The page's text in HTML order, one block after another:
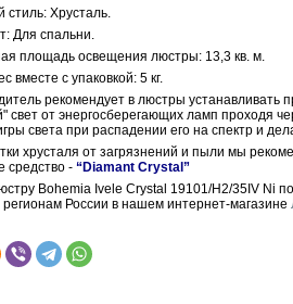
стиль: Хрусталь.
Для спальни.
площадь освещения люстры: 13,3 кв. м.
вместе с упаковкой: 5 кг.
рекомендует в люстры устанавливать
свет от энергосберегающих ламп проходя
света при распадении его на спектр и
хрусталя от загрязнений и пыли мы
средство - “Diamant Crystal”
Bohemia Ivele Crystal 19101/H2/35IV Ni
регионам России в нашем интернет-магазине